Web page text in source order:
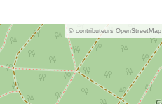
© contributeurs OpenStreetMap